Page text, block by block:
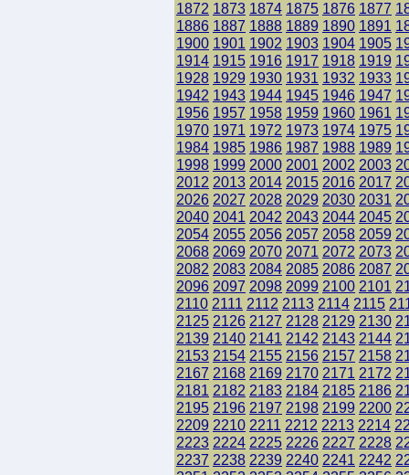
1872 1873 1874 1875 1876 1877
1886 1887 1888 1889 1890 1891
1900 1901 1902 1903 1904 1905
1914 1915 1916 1917 1918 1919
1928 1929 1930 1931 1932 1933
1942 1943 1944 1945 1946 1947
1956 1957 1958 1959 1960 1961
1970 1971 1972 1973 1974 1975
1984 1985 1986 1987 1988 1989
1998 1999 2000 2001 2002 2003
2012 2013 2014 2015 2016 2017
2026 2027 2028 2029 2030 2031
2040 2041 2042 2043 2044 2045
2054 2055 2056 2057 2058 2059
2068 2069 2070 2071 2072 2073
2082 2083 2084 2085 2086 2087
2096 2097 2098 2099 2100 2101
2110 2111 2112 2113 2114 2115
2125 2126 2127 2128 2129 2130
2139 2140 2141 2142 2143 2144
2153 2154 2155 2156 2157 2158
2167 2168 2169 2170 2171 2172
2181 2182 2183 2184 2185 2186
2195 2196 2197 2198 2199 2200
2209 2210 2211 2212 2213 2214
2223 2224 2225 2226 2227 2228
2237 2238 2239 2240 2241 2242